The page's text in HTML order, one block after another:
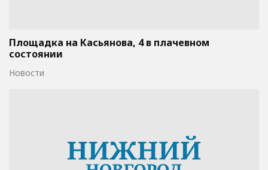
Площадка на Касьянова, 4 в плачевном
состоянии
Новости